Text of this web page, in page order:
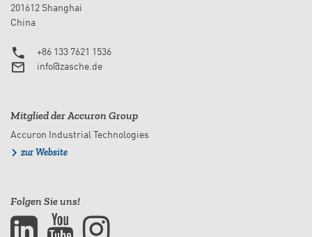
201612 Shanghai
China
+86 133 7621 1536
info@zasche.de
Mitglied der Accuron Group
Accuron Industrial Technologies
zur Website
Folgen Sie uns!